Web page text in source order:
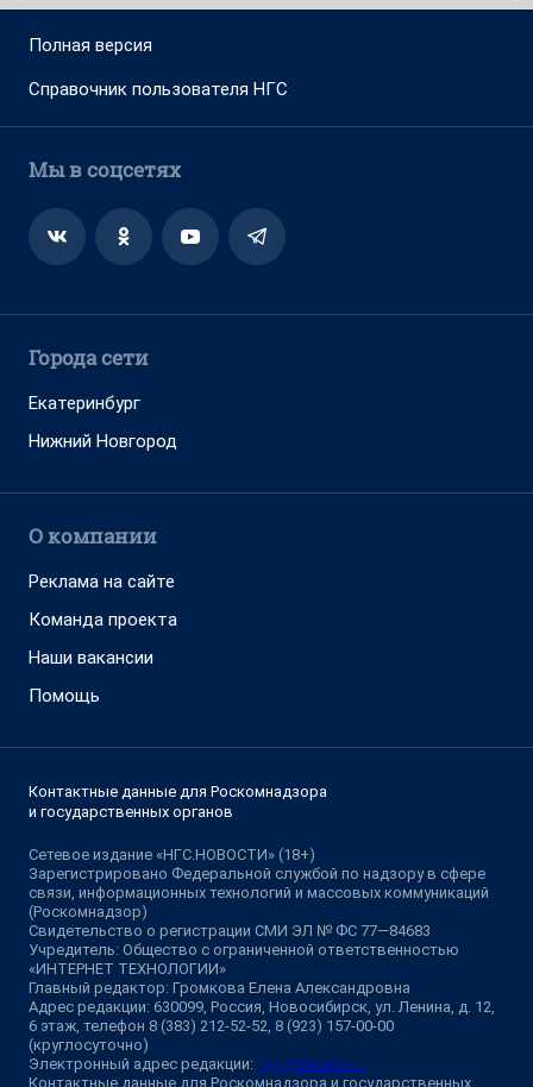
Полная версия
Справочник пользователя НГС
Мы в соцсетях
Города сети
Екатеринбург
Нижний Новгород
О компании
Реклама на сайте
Команда проекта
Наши вакансии
Помощь
Контактные данные для Роскомнадзора
и государственных органов
Сетевое издание «НГС.НОВОСТИ» (18+)
Зарегистрировано Федеральной службой по надзору в сфере
связи, информационных технологий и массовых коммуникаций
(Роскомнадзор)
Свидетельство о регистрации СМИ ЭЛ № ФС 77—84683
Учредитель: Общество с ограниченной ответственностью
«ИНТЕРНЕТ ТЕХНОЛОГИИ»
Главный редактор: Громкова Елена Александровна
Адрес редакции: 630099, Россия, Новосибирск, ул. Ленина, д. 12,
6 этаж, телефон 8 (383) 212-52-52, 8 (923) 157-00-00
(круглосуточно)
Электронный адрес редакции: ngs@shkulev.ru
Контактные данные для Роскомнадзора и государственных